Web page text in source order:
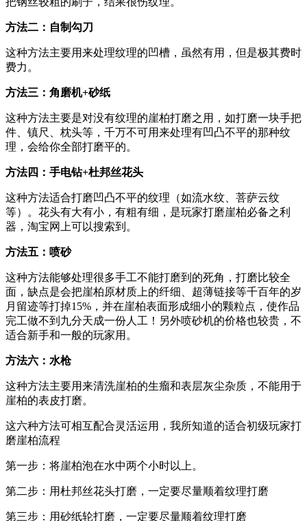
方法二：自制勾刀
这种方法主要用来处理纹理的凹槽，虽然有用，但是极其费时
费力。
方法三：角磨机+砂纸
这种方法主要是对没有纹理的崖柏打磨之用，如打磨一块手把
件、镇尺、枕头等，千万不可用来处理有凹凸不平的那种纹
理，会给你全部打磨平的。
方法四：手电钻+杜邦丝花头
这种方法适合打磨凹凸不平的纹理（如流水纹、菩萨云纹
等）。花头有大有小，有粗有细，是玩家打磨崖柏必备之利
器，淘宝网上可以搜索到。
方法五：喷砂
这种方法能够处理很多手工不能打磨到的死角，打磨比较全
面，缺点是会把崖柏原材质上的纤细、超薄链接等千百年的岁
月留迹等打掉15%，并在崖柏表面形成细小的颗粒点，使作品
完工做不到九分天成一份人工！另外喷砂机的价格也较贵，不
适合新手和一般的玩家用。
方法六：水枪
这种方法主要用来清洗崖柏的生瘤和表层灰尘杂质，不能用于
崖柏的表皮打磨。
这六种方法可相互配合灵活运用，我所知道的适合初级玩家打
磨崖柏流程
第一步：将崖柏泡在水中两个小时以上。
第二步：用杜邦丝花头打磨，一定要尽量顺着纹理打磨
第三步：用砂纸轮打磨，一定要尽量顺着纹理打磨